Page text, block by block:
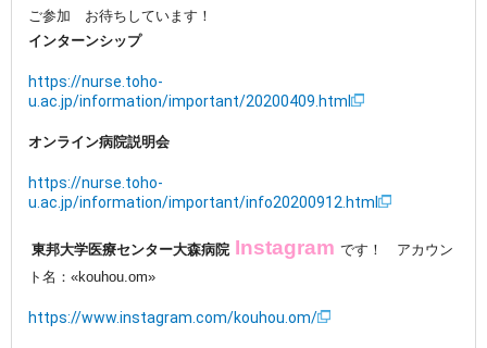
ご参加 お待ちしています！
インターンシップ
https://nurse.toho-
u.ac.jp/information/important/20200409.html
オンライン病院説明会
https://nurse.toho-
u.ac.jp/information/important/info20200912.html
東邦大学医療センター大森病院 Instagram です！ アカウン
ト名：«kouhou.om»
https://www.instagram.com/kouhou.om/